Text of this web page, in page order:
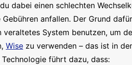
dabei einen schlechten
anfallen. Der Grund
veraltetes System benutzen, um
Wise zu verwenden – das ist in
führt dazu, dass: